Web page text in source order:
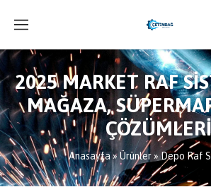
2025 MARKET RAF
MAĞAZA,
ÇÖZÜMLERİ
Anasayfa»Ürünler»Depo Raf